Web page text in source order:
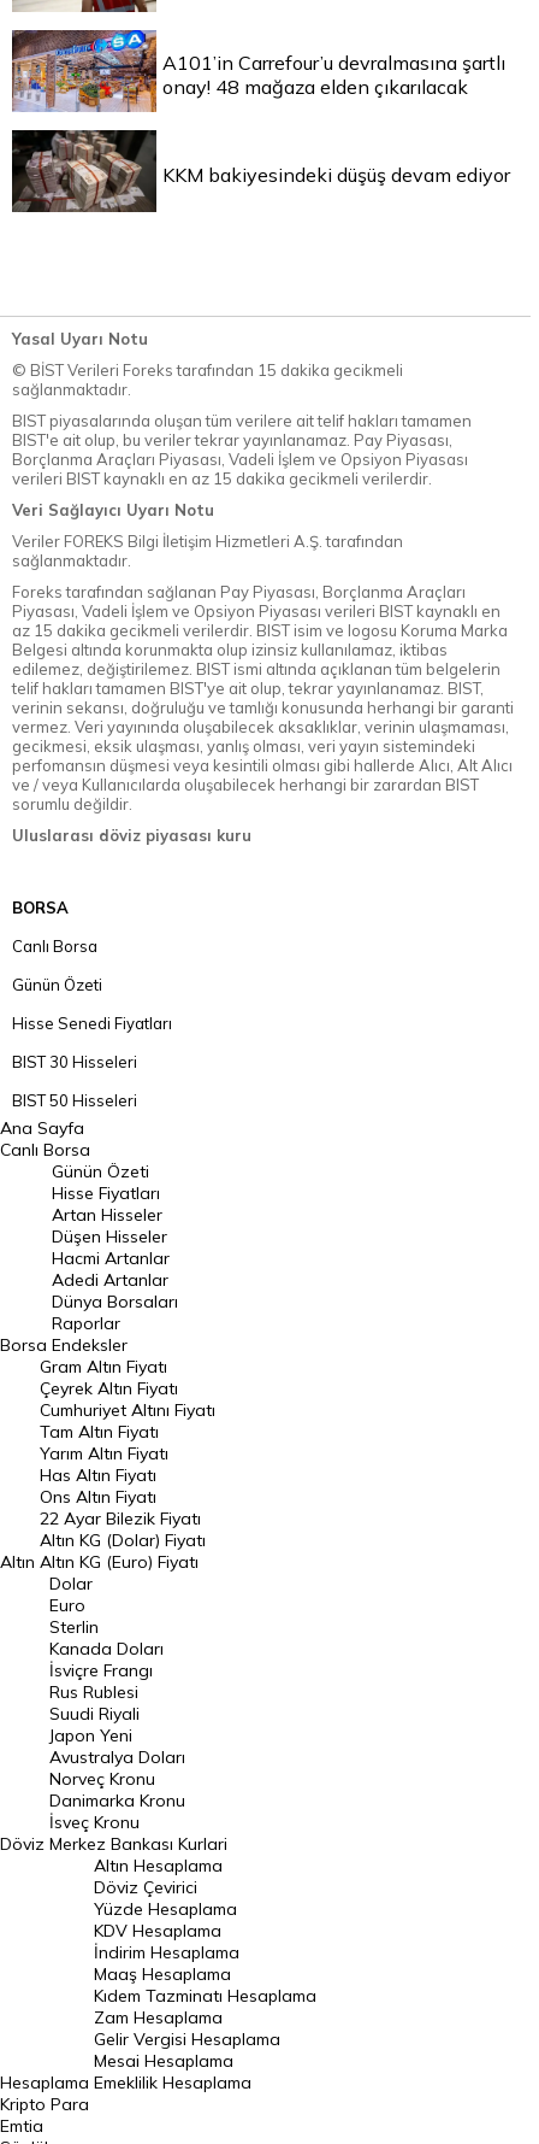
A101’in Carrefour’u devralmasına şartlı
onay! 48 mağaza elden çıkarılacak
KKM bakiyesindeki düşüş devam ediyor
Yasal Uyarı Notu
© BİST Verileri Foreks tarafından 15 dakika gecikmeli
sağlanmaktadır.
BIST piyasalarında oluşan tüm verilere ait telif hakları tamamen
BIST'e ait olup, bu veriler tekrar yayınlanamaz. Pay Piyasası,
Borçlanma Araçları Piyasası, Vadeli İşlem ve Opsiyon Piyasası
verileri BIST kaynaklı en az 15 dakika gecikmeli verilerdir.
Veri Sağlayıcı Uyarı Notu
Veriler FOREKS Bilgi İletişim Hizmetleri A.Ş. tarafından
sağlanmaktadır.
Foreks tarafından sağlanan Pay Piyasası, Borçlanma Araçları
Piyasası, Vadeli İşlem ve Opsiyon Piyasası verileri BIST kaynaklı en
az 15 dakika gecikmeli verilerdir. BIST isim ve logosu Koruma Marka
Belgesi altında korunmakta olup izinsiz kullanılamaz, iktibas
edilemez, değiştirilemez. BIST ismi altında açıklanan tüm belgelerin
telif hakları tamamen BIST'ye ait olup, tekrar yayınlanamaz. BIST,
verinin sekansı, doğruluğu ve tamlığı konusunda herhangi bir garanti
vermez. Veri yayınında oluşabilecek aksaklıklar, verinin ulaşmaması,
gecikmesi, eksik ulaşması, yanlış olması, veri yayın sistemindeki
perfomansın düşmesi veya kesintili olması gibi hallerde Alıcı, Alt Alıcı
ve / veya Kullanıcılarda oluşabilecek herhangi bir zarardan BIST
sorumlu değildir.
Uluslarası döviz piyasası kuru
BORSA
Canlı Borsa
Günün Özeti
Hisse Senedi Fiyatları
BIST 30 Hisseleri
BIST 50 Hisseleri
BIST 100 Hisseleri
En Çok Artan Hisseler
En Çok Düşen Hisseler
Hacmi Artanlar
Geçmiş Kapanışlar
Dünya Borsaları
Raporlar
Endeksler
DÖVİZ
Döviz Kuru
Dolar Kuru
Euro Kuru
Pound Kuru
Frank Kuru
Riyal Kuru
Avustralya Doları
Danimarka Kronu Kuru
Kanada Doları Kuru
Norveç Kronu Kuru
İsveç Kronu Kuru
Japon Yeni Kuru
Serbest Piyasa Döviz Kurları
Merkez Bankası Döviz Kurları
Altın Fiyatları
Gram Altın Fiyatı
Ana Sayfa
Canlı Borsa
Borsa
Günün Özeti
Hisse Fiyatları
Artan Hisseler
Düşen Hisseler
Hacmi Artanlar
Adedi Artanlar
Dünya Borsaları
Raporlar
Endeksler
Altın
Gram Altın Fiyatı
Çeyrek Altın Fiyatı
Cumhuriyet Altını Fiyatı
Tam Altın Fiyatı
Yarım Altın Fiyatı
Has Altın Fiyatı
Ons Altın Fiyatı
22 Ayar Bilezik Fiyatı
Altın KG (Dolar) Fiyatı
Altın KG (Euro) Fiyatı
Döviz
Dolar
Euro
Sterlin
Kanada Doları
İsviçre Frangı
Rus Rublesi
Suudi Riyali
Japon Yeni
Avustralya Doları
Norveç Kronu
Danimarka Kronu
İsveç Kronu
Merkez Bankası Kurlari
Hesaplama
Altın Hesaplama
Döviz Çevirici
Yüzde Hesaplama
KDV Hesaplama
İndirim Hesaplama
Maaş Hesaplama
Kıdem Tazminatı Hesaplama
Zam Hesaplama
Gelir Vergisi Hesaplama
Mesai Hesaplama
Emeklilik Hesaplama
Kripto Para
Emtia